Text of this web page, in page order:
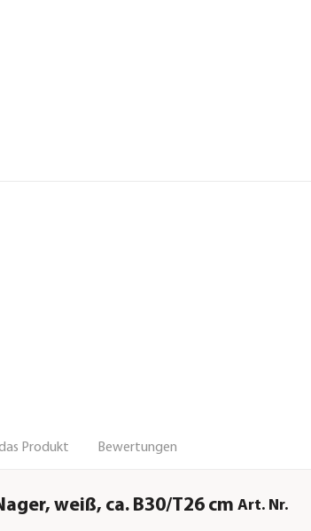
Produkt Bewertungen
weiß, ca. B30/T26 cm Art. Nr.